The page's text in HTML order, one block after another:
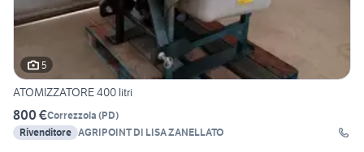
5
ATOMIZZATORE 400 litri
800 €Correzzola (PD)
Rivenditore AGRIPOINT DI LISA ZANELLATO